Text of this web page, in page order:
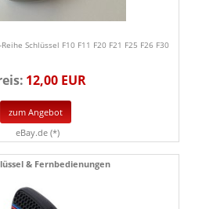
Schlüssel F10 F11 F20 F21 F25 F26 F30
12,00 EUR
zum Angebot
eBay.de (*)
& Fernbedienungen